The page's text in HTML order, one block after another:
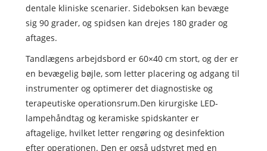
dentale kliniske scenarier. Sideboksen kan bevæge
sig 90 grader, og spidsen kan drejes 180 grader og
aftages.
Tandlægens arbejdsbord er 60×40 cm stort, og der er
en bevægelig bøjle, som letter placering og adgang til
instrumenter og optimerer det diagnostiske og
terapeutiske operationsrum.Den kirurgiske LED-
lampehåndtag og keramiske spidskanter er
aftagelige, hvilket letter rengøring og desinfektion
efter operationen. Den er også udstyret med en